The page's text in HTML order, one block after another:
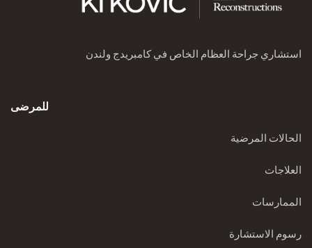
استشاري جراحة العظام الخاص في كامبريدج ولندن
للمرضى
الحالات المرضية
العلاجات
الممارسات
رسوم الاستشارة